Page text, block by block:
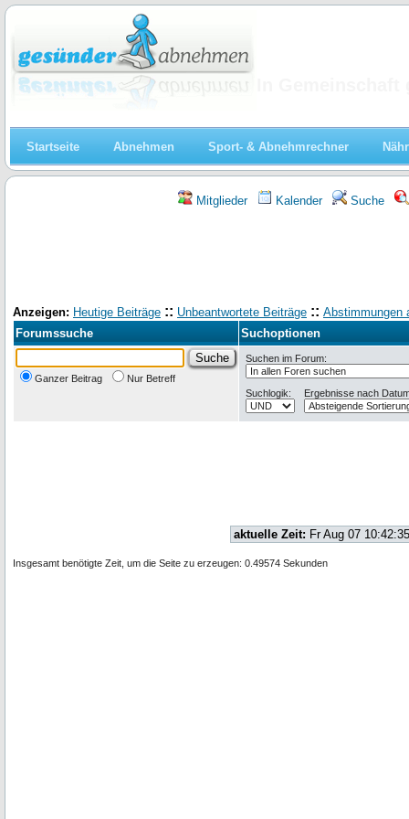
Startseite Abnehmen Sport- & Abnehmrechner
Mitglieder Kalender Suche
Anzeigen: Heutige Beiträge :: Unbeantwortete Beiträge :: Abstimmungen
Forumssuche
Suchoptionen
Ganzer Beitrag Nur Betreff
Suchen im Forum:
Suchlogik: Ergebnisse nach
aktuelle Zeit: Fr Aug 07
Insgesamt benötigte Zeit, um die Seite zu erzeugen: 0.49574 Sekunden